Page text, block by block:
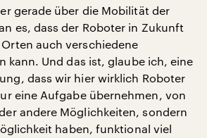
gerade über die Mobilität der
es, dass der Roboter in Zukunft
auch verschiedene
kann. Und das ist, glaube ich, eine
dass wir hier wirklich Roboter
eine Aufgabe übernehmen, von
andere Möglichkeiten, sondern
haben, funktional viel